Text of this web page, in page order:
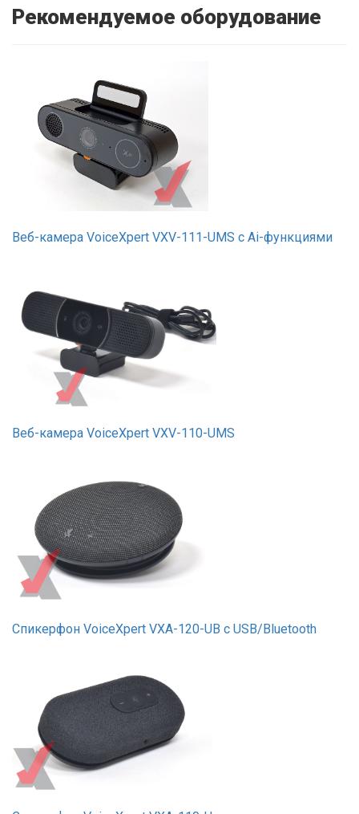
Рекомендуемое оборудование
Веб-камера VoiceXpert VXV-111-UMS с Ai-функциями
Веб-камера VoiceXpert VXV-110-UMS
Спикерфон VoiceXpert VXA-120-UB c USB/Bluetooth